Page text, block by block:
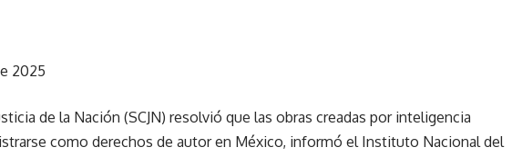
2025
de la Nación (SCJN) resolvió que las obras creadas por inteligencia
como derechos de autor en México, informó el Instituto Nacional del